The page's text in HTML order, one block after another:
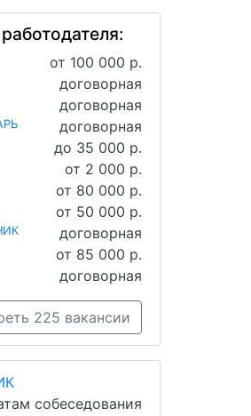
от 100 000 р.
договорная
договорная
договорная
до 35 000 р.
от 2 000 р.
от 80 000 р.
от 50 000 р.
договорная
от 85 000 р.
договорная
225 вакансии
собеседования